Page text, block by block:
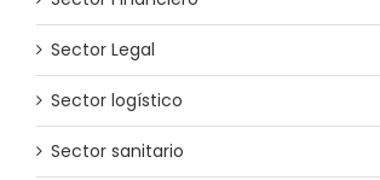
Sector Legal
Sector logístico
Sector sanitario